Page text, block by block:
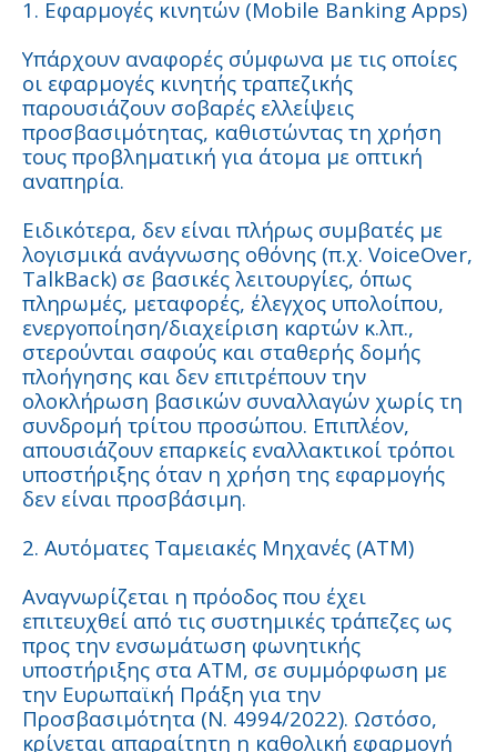
1. Εφαρμογές κινητών (Mobile Banking Apps)
Υπάρχουν αναφορές σύμφωνα με τις οποίες
οι εφαρμογές κινητής τραπεζικής
παρουσιάζουν σοβαρές ελλείψεις
προσβασιμότητας, καθιστώντας τη χρήση
τους προβληματική για άτομα με οπτική
αναπηρία.
Ειδικότερα, δεν είναι πλήρως συμβατές με
λογισμικά ανάγνωσης οθόνης (π.χ. VoiceOver,
TalkBack) σε βασικές λειτουργίες, όπως
πληρωμές, μεταφορές, έλεγχος υπολοίπου,
ενεργοποίηση/διαχείριση καρτών κ.λπ.,
στερούνται σαφούς και σταθερής δομής
πλοήγησης και δεν επιτρέπουν την
ολοκλήρωση βασικών συναλλαγών χωρίς τη
συνδρομή τρίτου προσώπου. Επιπλέον,
απουσιάζουν επαρκείς εναλλακτικοί τρόποι
υποστήριξης όταν η χρήση της εφαρμογής
δεν είναι προσβάσιμη.
2. Αυτόματες Ταμειακές Μηχανές (ATM)
Αναγνωρίζεται η πρόοδος που έχει
επιτευχθεί από τις συστημικές τράπεζες ως
προς την ενσωμάτωση φωνητικής
υποστήριξης στα ΑΤΜ, σε συμμόρφωση με
την Ευρωπαϊκή Πράξη για την
Προσβασιμότητα (Ν. 4994/2022). Ωστόσο,
κρίνεται απαραίτητη η καθολική εφαρμογή